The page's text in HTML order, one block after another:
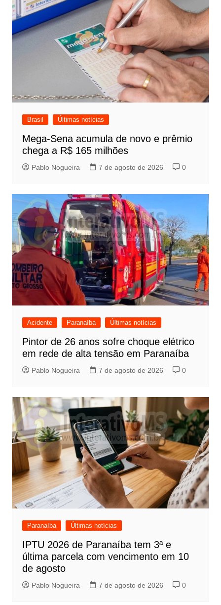
Brasil Últimas notícias
Mega-Sena acumula de novo e prêmio
chega a R$ 165 milhões
Pablo Nogueira 7 de agosto de 2026 0
Acidente Paranaíba Últimas notícias
Pintor de 26 anos sofre choque elétrico
em rede de alta tensão em Paranaíba
Pablo Nogueira 7 de agosto de 2026 0
Paranaíba Últimas notícias
IPTU 2026 de Paranaíba tem 3ª e
última parcela com vencimento em 10
de agosto
Pablo Nogueira 7 de agosto de 2026 0